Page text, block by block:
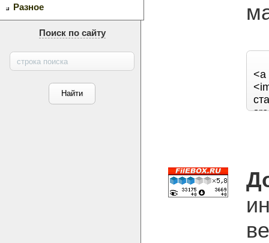
Разное
Поиск по сайту